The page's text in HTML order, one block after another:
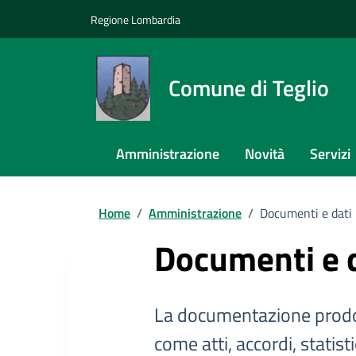
Regione Lombardia
Comune di Teglio
Amministrazione Novità Servizi
Home / Amministrazione / Documenti e dati
Documenti e
La documentazione
come atti, accordi,